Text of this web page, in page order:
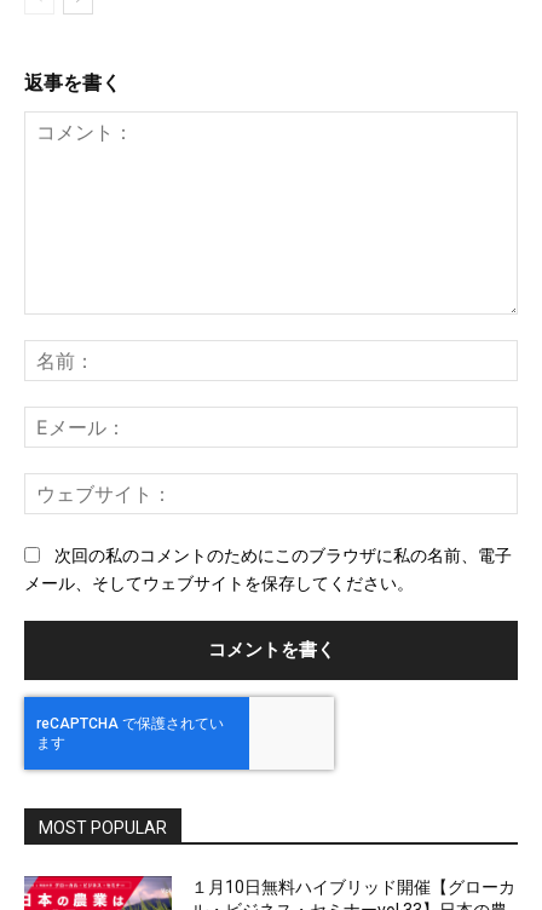
返事を書く
ン
ト：
前
メ
ー
ェ
次回の私のコメントのためにこのブラウザに私の名前、電子
メール、そしてウェブサイトを保存してください。
MOST POPULAR
１月10日無料ハイブリッド開催【グローカ